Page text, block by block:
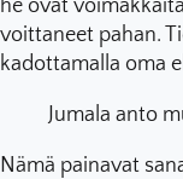
he ovat
voittaneet pahan.
kadottamalla oma
Jumala anto
Nämä painavat